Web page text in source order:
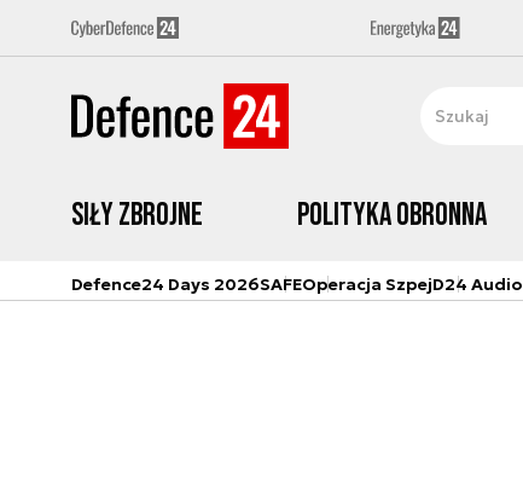
Siły zbrojne Polityka obronna
Defence24 Days 2026SAFEOperacja SzpejD24 Audio